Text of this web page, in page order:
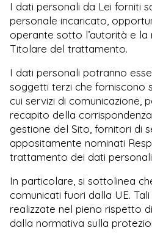
I dati personali da Lei forniti
personale incaricato,
operante sotto l’autorità e la
Titolare del trattamento.
I dati personali potranno
soggetti terzi che forniscono
cui servizi di comunicazione,
recapito della
gestione del Sito, fornitori di
appositamente nominati
trattamento dei dati
In particolare, si sottolinea
comunicati fuori dalla UE.
realizzate nel pieno rispetto
dalla normativa sulla